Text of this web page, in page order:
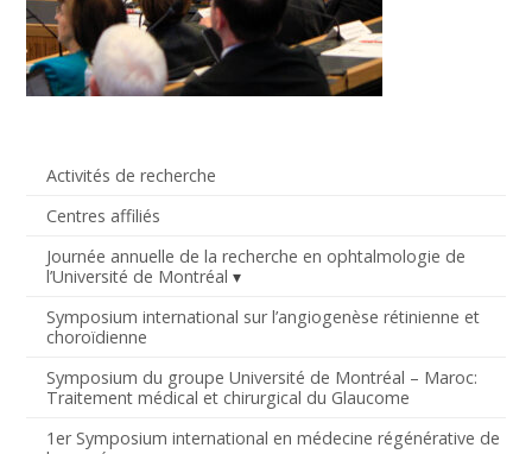
Activités de recherche
Centres affiliés
Journée annuelle de la recherche en ophtalmologie de
l’Université de Montréal
Symposium international sur l’angiogenèse rétinienne et
choroïdienne
Symposium du groupe Université de Montréal – Maroc:
Traitement médical et chirurgical du Glaucome
1er Symposium international en médecine régénérative de